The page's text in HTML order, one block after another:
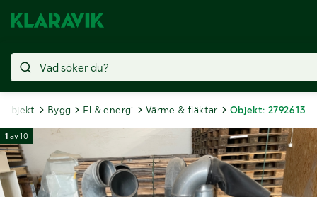
objekt Bygg El & energi Värme & fläktar Objekt: 2792613
1 av10